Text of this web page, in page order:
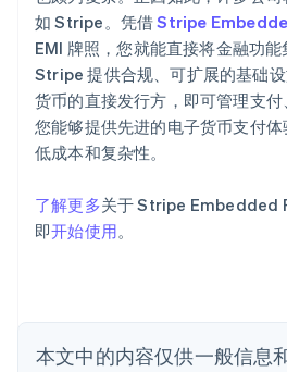
如 Stripe。凭借Stripe
EMI 牌照，您就能直接将金融功能
Stripe 提供合规、可扩展的基础
货币的直接发行方，即可管理支
您能够提供先进的电子货币支付
低成本和复杂性。
了解更多关于 Stripe Embedded
即开始使用。
本文中的内容仅供一般信息
English
爱沙尼亚
English
奥地利
DeutschEnglish
澳大利亚
English
Português English
保加利亚
English
丹麦